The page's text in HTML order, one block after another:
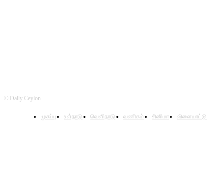
© Daily Ceylon
முகப்பு உள்நாடு வெளிநாடு வணிகம் சினிமா விளையாட்டு